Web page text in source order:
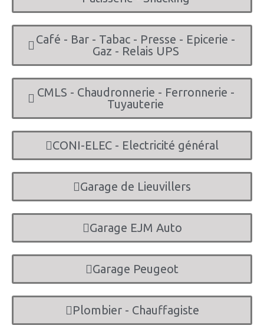
Café - Bar - Tabac - Presse - Epicerie -
Gaz - Relais UPS
CMLS - Chaudronnerie - Ferronnerie -
Tuyauterie
CONI-ELEC - Electricité général
Garage de Lieuvillers
Garage EJM Auto
Garage Peugeot
Plombier - Chauffagiste